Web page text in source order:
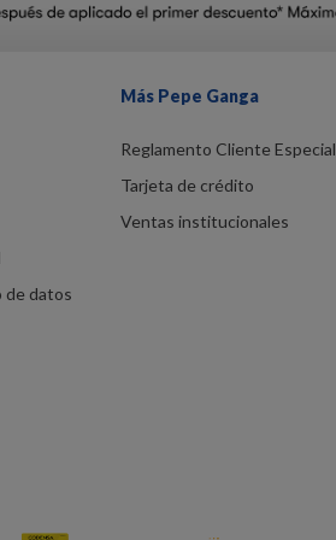
de datos
Más Pepe Ganga
Reglamento Cliente Especial
Tarjeta de crédito
Ventas institucionales